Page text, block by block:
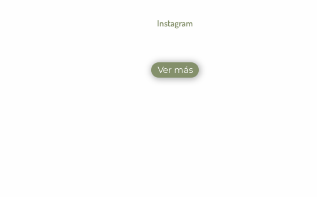
Instagram
Ver más